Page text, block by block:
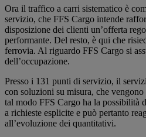
Ora il traffico a carri sistematico è
servizio, che FFS Cargo intende
disposizione dei clienti un’offerta
performante. Del resto, è qui che
ferrovia. Al riguardo FFS Cargo si
dell’occupazione.
Presso i 131 punti di servizio, il
con soluzioni su misura, che
tal modo FFS Cargo ha la possibilità
a richieste esplicite e può pertanto
all’evoluzione dei quantitativi.